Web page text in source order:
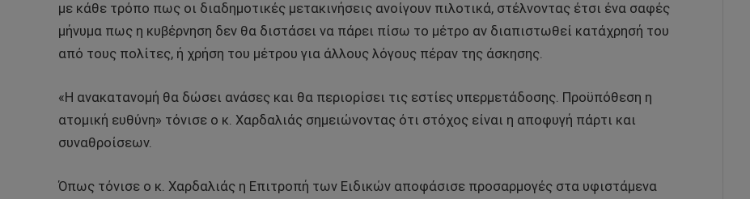
με κάθε τρόπο πως οι διαδημοτικές μετακινήσεις ανοίγουν πιλοτικά, στέλνοντας έτσι ένα σαφές
μήνυμα πως η κυβέρνηση δεν θα διστάσει να πάρει πίσω το μέτρο αν διαπιστωθεί κατάχρησή του
από τους πολίτες, ή χρήση του μέτρου για άλλους λόγους πέραν της άσκησης.
«Η ανακατανομή θα δώσει ανάσες και θα περιορίσει τις εστίες υπερμετάδοσης. Προϋπόθεση η
ατομική ευθύνη» τόνισε ο κ. Χαρδαλιάς σημειώνοντας ότι στόχος είναι η αποφυγή πάρτι και
συναθροίσεων.
Όπως τόνισε ο κ. Χαρδαλιάς η Επιτροπή των Ειδικών αποφάσισε προσαρμογές στα υφιστάμενα